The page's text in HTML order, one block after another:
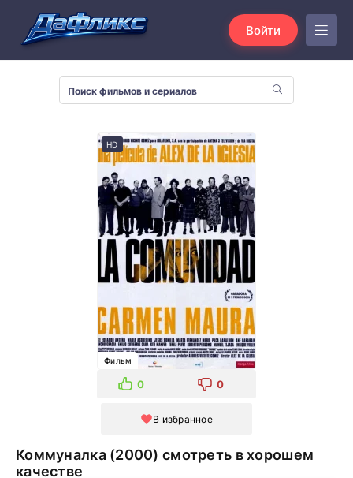
Войти
HD
Фильм
0 0
В избранное
Коммуналка (2000) смотреть в хорошем
качестве